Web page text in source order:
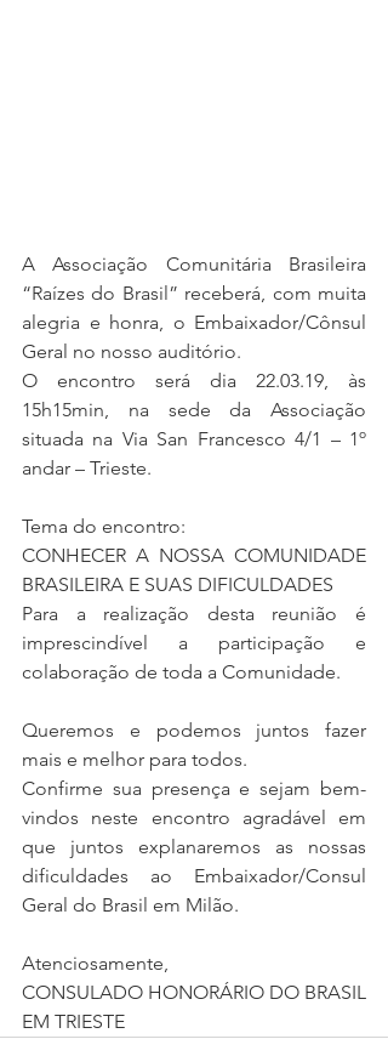
A Associação Comunitária Brasileira
“Raízes do Brasil” receberá, com muita
alegria e honra, o Embaixador/Cônsul
Geral no nosso auditório.
O encontro será dia 22.03.19, às
15h15min, na sede da Associação
situada na Via San Francesco 4/1 – 1º
andar – Trieste.
Tema do encontro:
CONHECER A NOSSA COMUNIDADE
BRASILEIRA E SUAS DIFICULDADES
Para a realização desta reunião é
imprescindível a participação e
colaboração de toda a Comunidade.
Queremos e podemos juntos fazer
mais e melhor para todos.
Confirme sua presença e sejam bem-
vindos neste encontro agradável em
que juntos explanaremos as nossas
dificuldades ao Embaixador/Consul
Geral do Brasil em Milão.
Atenciosamente,
CONSULADO HONORÁRIO DO BRASIL
EM TRIESTE